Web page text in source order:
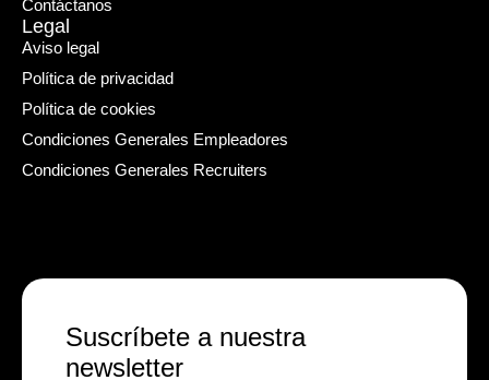
Contáctanos
Legal
Aviso legal
Política de privacidad
Política de cookies
Condiciones Generales Empleadores
Condiciones Generales Recruiters
Suscríbete a nuestra
newsletter